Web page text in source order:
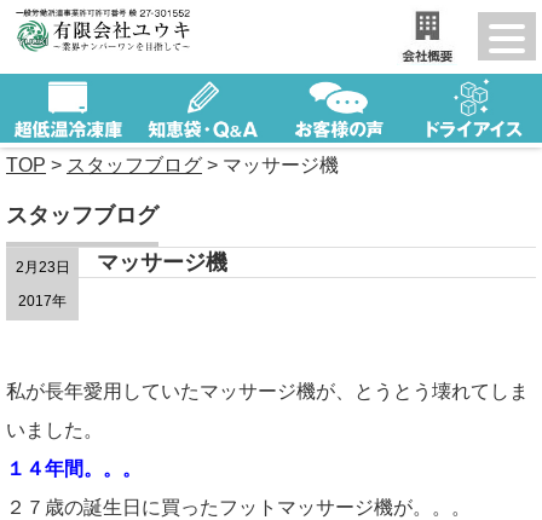
TOP > スタッフブログ > マッサージ機
スタッフブログ
2月23日
2017年
マッサージ機
私が長年愛用していたマッサージ機が、とうとう壊れてしま
いました。
１４年間。。。
２７歳の誕生日に買ったフットマッサージ機が。。。